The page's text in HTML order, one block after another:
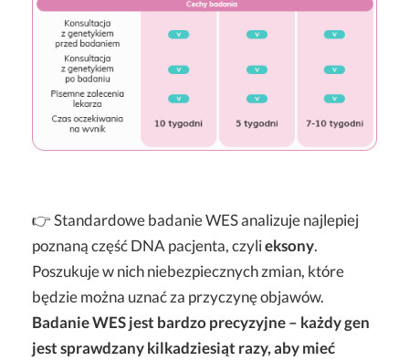
👉 Standardowe badanie WES analizuje najlepiej
poznaną część DNA pacjenta, czylieksony.
Poszukuje w nich niebezpiecznych zmian, które
będzie można uznać za przyczynę objawów.
Badanie WES jest bardzo precyzyjne – każdy gen
jest sprawdzany kilkadziesiąt razy, aby mieć